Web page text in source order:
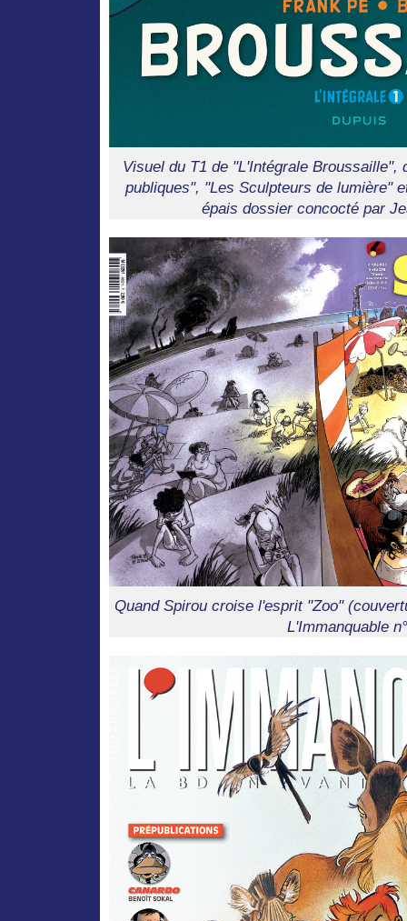
Visuel du T1 de "L'Intégrale Broussaille",
publiques", "Les Sculpteurs de lumière"
épais dossier concocté par
Quand Spirou croise l'esprit "Zoo"
L'Immanquable